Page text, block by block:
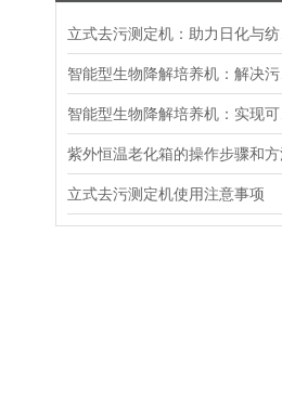
紫外恒温老化箱的操作步骤和
立式去污测定机使用注意事项